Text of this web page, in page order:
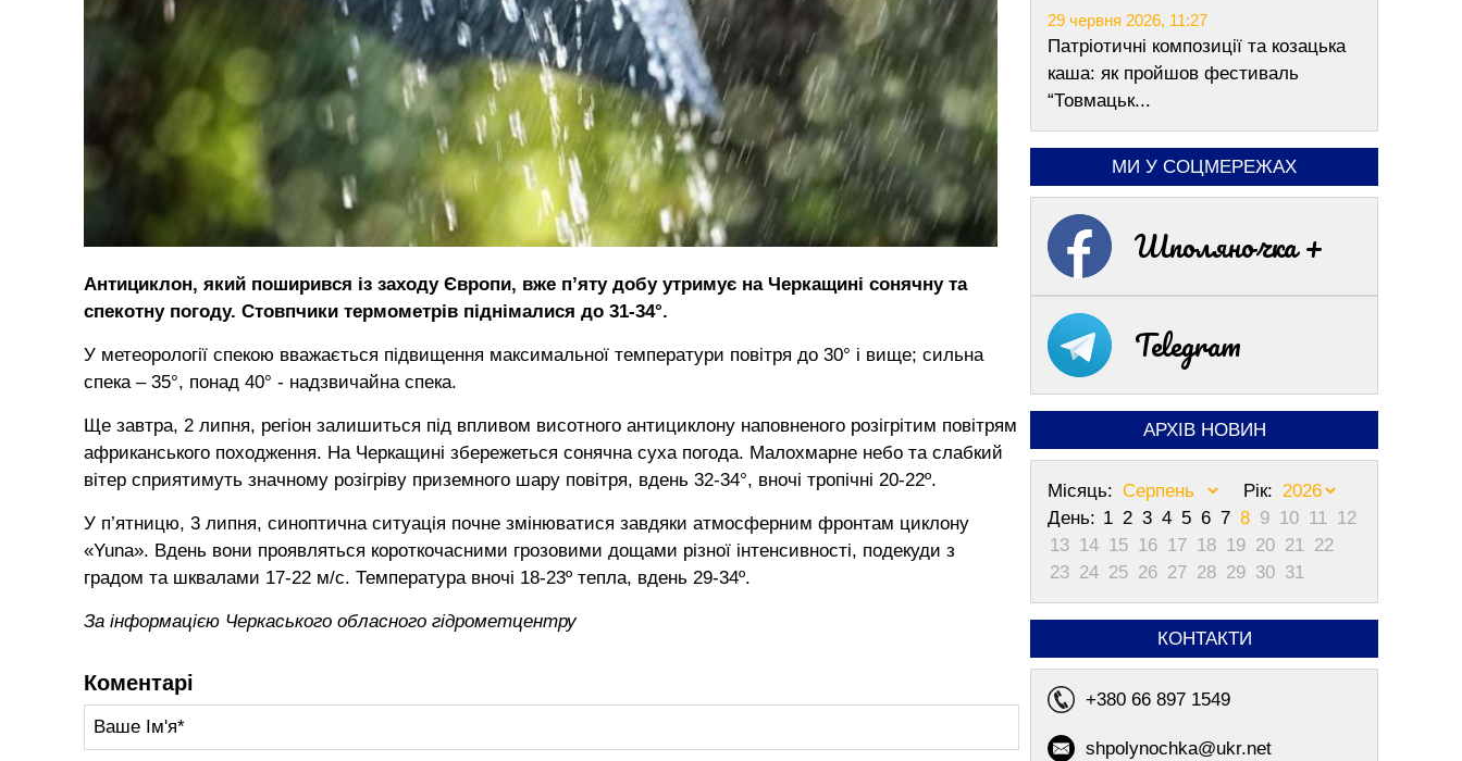
Антициклон, який поширився із заходу Європи, вже п’яту добу утримує на Черкащині сонячну та
спекотну погоду. Стовпчики термометрів піднімалися до 31-34°.
У метеорології спекою вважається підвищення максимальної температури повітря до 30° і вище; сильна
спека – 35°, понад 40° - надзвичайна спека.
Ще завтра, 2 липня, регіон залишиться під впливом висотного антициклону наповненого розігрітим повітрям
африканського походження. На Черкащині збережеться сонячна суха погода. Малохмарне небо та слабкий
вітер сприятимуть значному розігріву приземного шару повітря, вдень 32-34°, вночі тропічні 20-22º.
У п’ятницю, 3 липня, синоптична ситуація почне змінюватися завдяки атмосферним фронтам циклону
«Yuna». Вдень вони проявляться короткочасними грозовими дощами різної інтенсивності, подекуди з
градом та шквалами 17-22 м/с. Температура вночі 18-23º тепла, вдень 29-34º.
За інформацією Черкаського обласного гідрометцентру
Коментарі
29 червня 2026, 11:27
Патріотичні композиції та козацька
каша: як пройшов фестиваль
“Товмацьк...
МИ У СОЦМЕРЕЖАХ
Шполяночка +
Telegram
АРХІВ НОВИН
Місяць:
Рік:
День: 1 2 3 4 5 6 7 8 9 10 11 12
13 14 15 16 17 18 19 20 21 22
23 24 25 26 27 28 29 30 31
КОНТАКТИ
+380 66 897 1549
shpolynochka@ukr.net